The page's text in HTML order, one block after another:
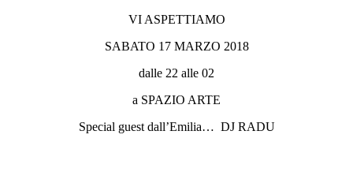
VI ASPETTIAMO
SABATO 17 MARZO 2018
dalle 22 alle 02
a SPAZIO ARTE
Special guest dall’Emilia… DJ RADU